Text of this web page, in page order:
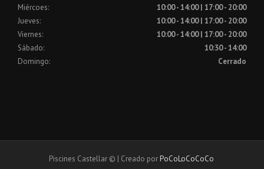
Miércoes:
10:00 - 14:00 | 17:00 - 20:00
Jueves:
10:00 - 14:00 | 17:00 - 20:00
Viernes:
10:00 - 14:00 | 17:00 - 20:00
Sábado:
10:30 - 14:00
Domingo:
Cerrado
Piscines Castellar © | Creado por PoCoLoCoCoCo